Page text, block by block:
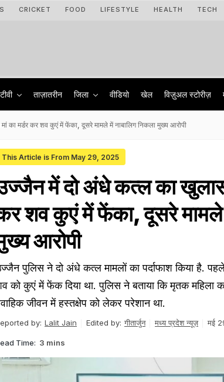
CRICKET FOOD LIFESTYLE HEALTH TECH
ताज़ातरीन जिला वीडियो खेल विज़ुअल स्टोरीज़
का मर्डर कर शव कुएं में फेंका, दूसरे मामले में नाबालिग निकला मुख्य आरोपी
This Article is From May 29, 2025
में दो अंधे कत्ल का
शव कुएं में फेंका, दूसरे मामले
आरोपी
पुलिस ने दो अंधे कत्ल मामलों का पर्दाफाश किया है.
को कुएं में फेंक दिया था. पुलिस ने बताया कि मृतक महिला
जीवन में हस्तक्षेप को लेकर परेशान था.
by: Lalit Jain Edited by: गीतार्जुन मध्य प्रदेश न्यूज़ मई
Time: 3 mins